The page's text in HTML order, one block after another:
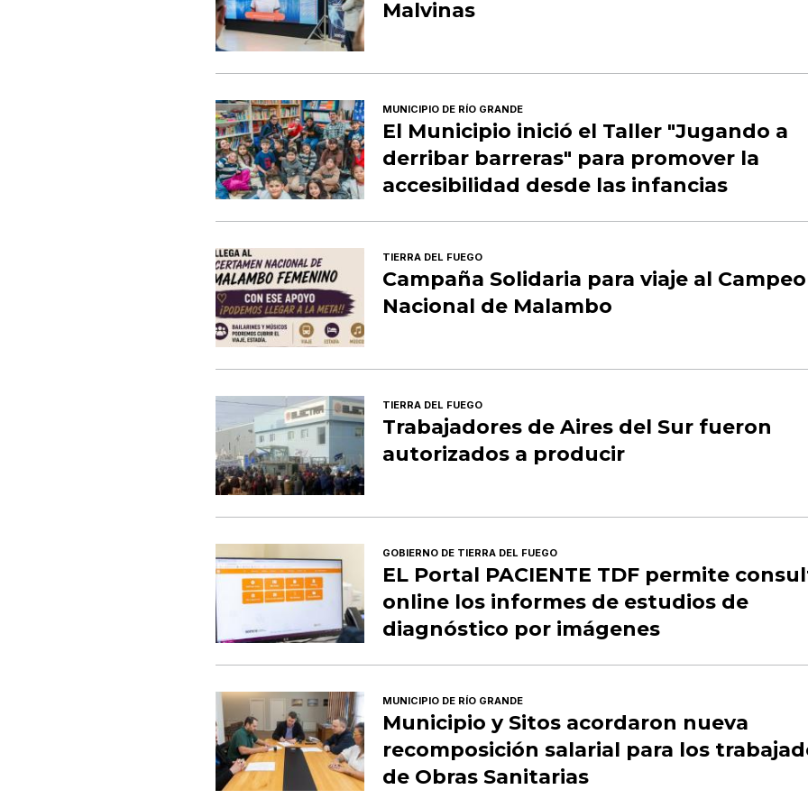
Malvinas
MUNICIPIO DE RÍO GRANDE
El Municipio inició el Taller "Jugando a
derribar barreras" para promover la
accesibilidad desde las infancias
TIERRA DEL FUEGO
Campaña Solidaria para viaje al
Nacional de Malambo
TIERRA DEL FUEGO
Trabajadores de Aires del Sur fueron
autorizados a producir
GOBIERNO DE TIERRA DEL FUEGO
EL Portal PACIENTE TDF permite
online los informes de estudios de
diagnóstico por imágenes
MUNICIPIO DE RÍO GRANDE
Municipio y Sitos acordaron nueva
recomposición salarial para los
de Obras Sanitarias